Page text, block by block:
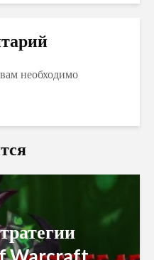
необходимо